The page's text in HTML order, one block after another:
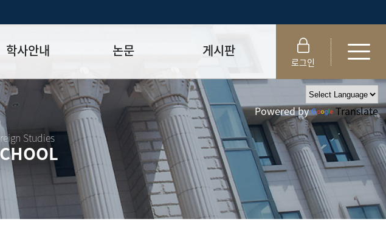
학사안내
정표
간표
시험
험
정
논문
학위논문제출 절차/자격
논문작성법 및 템플릿
양식함
논문지도_
학위논문제안심사
연구윤리교육 이수 안내
연구윤리위원회 규정
연구윤리 지침서
게시판
공지사항
자료실
FAQ
취업·모집 관련 공지
특강·프로그램 관련 공지
대학원생권리장전
대학원 총학생회
외국인 유학생 비자(VISA)
로그인
Studies
Powered by Translate